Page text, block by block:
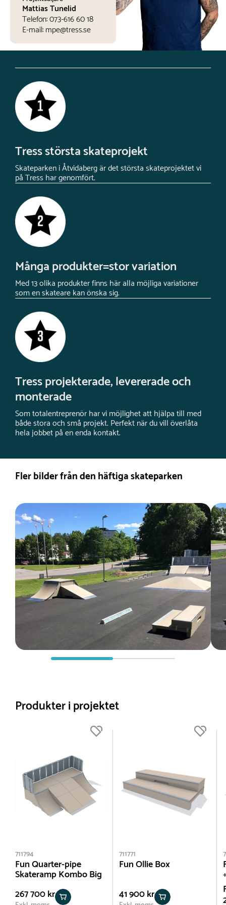
Mattias Tunelid
Telefon:073-616 60 18
E-mail:mpe@tress.se
Tress största skateprojekt
Skateparken i Åtvidaberg är det största skateprojektet vi
på Tress har genomfört.
Många produkter=stor variation
Med 13 olika produkter finns här alla möjliga variationer
som en skateare kan önska sig.
Tress projekterade, levererade och
monterade
Som totalentreprenör har vi möjlighet att hjälpa till med
både stora och små projekt. Perfekt när du vill överlåta
hela jobbet på en enda kontakt.
Fler bilder från den häftiga skateparken
Produkter i projektet
711794
Fun Quarter-pipe
Skateramp Kombo Big
267 700 kr
711771
Fun Ollie Box
41 900 kr